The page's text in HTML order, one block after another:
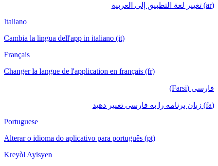
(ar) تغيير لغة التطبيق إلى العربية
Italiano
Cambia la lingua dell'app in italiano (it)
Français
Changer la langue de l'application en français (fr)
فارسی (Farsi)
(fa) زبان برنامه را به فارسی تغییر دهید
Portuguese
Alterar o idioma do aplicativo para português (pt)
Kreyòl Ayisyen